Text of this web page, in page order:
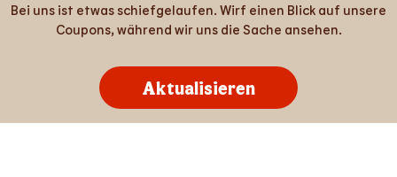
Bei uns ist etwas schiefgelaufen. Wirf einen Blick auf unsere
Coupons, während wir uns die Sache ansehen.
Aktualisieren